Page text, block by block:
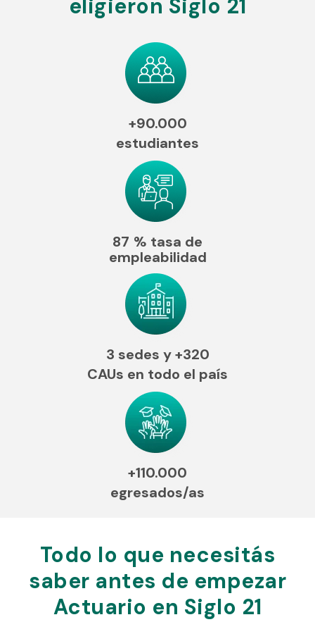
eligieron Siglo 21
+90.000
estudiantes
87 % tasa de
empleabilidad
3 sedes y+320
CAUs en todo el país
+110.000
egresados/as
Todo lo que necesitás
saber antes de empezar
Actuario en Siglo 21